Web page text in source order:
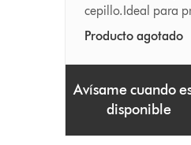
cepillo.Ideal para
Producto agotado
Avísame cuando
disponible